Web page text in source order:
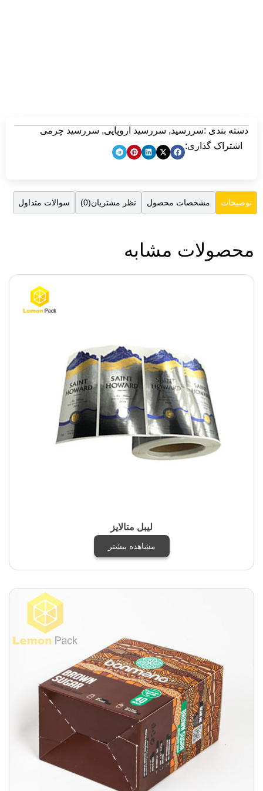
دسته بندی :سررسید, سررسید اروپایی, سررسید چرمی
اشتراک گذاری:
توضیحات مشخصات محصول نظر مشتریان(0) سوالات متداول
محصولات مشابه
لیبل متالایز
مشاهده بیشتر